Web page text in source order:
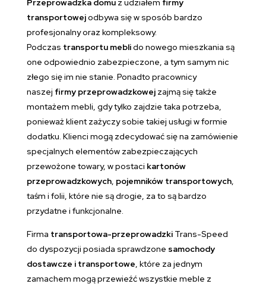
Przeprowadzka domu z udziałem firmy
transportowejodbywa się w sposób bardzo
profesjonalny oraz kompleksowy.
Podczas transportu meblido nowego mieszkania są
one odpowiednio zabezpieczone, a tym samym nic
złego się im nie stanie. Ponadto pracownicy
naszej firmy przeprowadzkowej zajmą się także
montażem mebli, gdy tylko zajdzie taka potrzeba,
ponieważ klient zażyczy sobie takiej usługi w formie
dodatku. Klienci mogą zdecydować się na zamówienie
specjalnych elementów zabezpieczających
przewożone towary, w postaci kartonów
przeprowadzkowych, pojemników transportowych,
taśm i folii, które nie są drogie, za to są bardzo
przydatne i funkcjonalne.
Firma transportowa-przeprowadzki Trans-Speed
do dyspozycji posiada sprawdzone samochody
dostawcze i transportowe, które za jednym
zamachem mogą przewieźć wszystkie meble z